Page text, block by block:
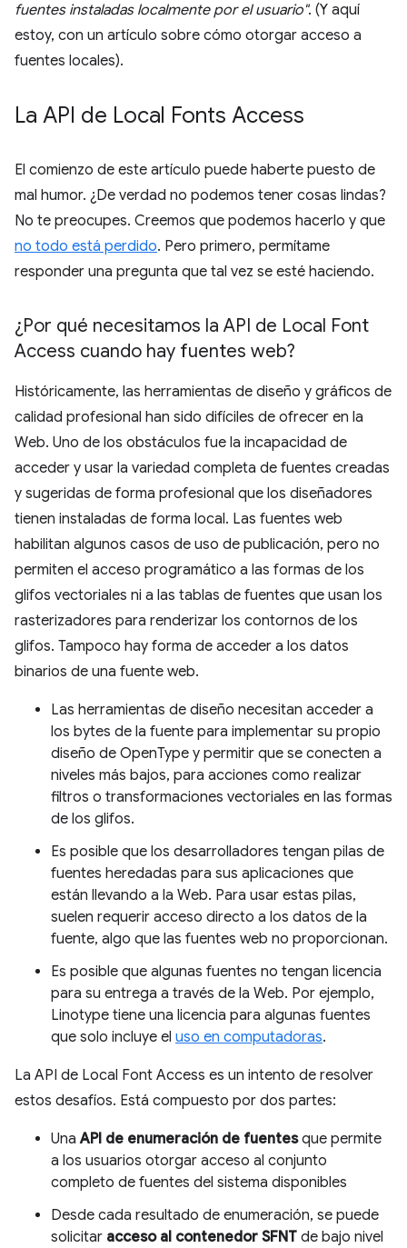
fuentes instaladas localmente por el usuario". (Y aquí
estoy, con un artículo sobre cómo otorgar acceso a
fuentes locales).
La API de Local Fonts Access
El comienzo de este artículo puede haberte puesto de
mal humor. ¿De verdad no podemos tener cosas lindas?
No te preocupes. Creemos que podemos hacerlo y que
no todo está perdido. Pero primero, permítame
responder una pregunta que tal vez se esté haciendo.
¿Por qué necesitamos la API de Local Font
Access cuando hay fuentes web?
Históricamente, las herramientas de diseño y gráficos de
calidad profesional han sido difíciles de ofrecer en la
Web. Uno de los obstáculos fue la incapacidad de
acceder y usar la variedad completa de fuentes creadas
y sugeridas de forma profesional que los diseñadores
tienen instaladas de forma local. Las fuentes web
habilitan algunos casos de uso de publicación, pero no
permiten el acceso programático a las formas de los
glifos vectoriales ni a las tablas de fuentes que usan los
rasterizadores para renderizar los contornos de los
glifos. Tampoco hay forma de acceder a los datos
binarios de una fuente web.
Las herramientas de diseño necesitan acceder a
los bytes de la fuente para implementar su propio
diseño de OpenType y permitir que se conecten a
niveles más bajos, para acciones como realizar
filtros o transformaciones vectoriales en las formas
de los glifos.
Es posible que los desarrolladores tengan pilas de
fuentes heredadas para sus aplicaciones que
están llevando a la Web. Para usar estas pilas,
suelen requerir acceso directo a los datos de la
fuente, algo que las fuentes web no proporcionan.
Es posible que algunas fuentes no tengan licencia
para su entrega a través de la Web. Por ejemplo,
Linotype tiene una licencia para algunas fuentes
que solo incluye el uso en computadoras.
La API de Local Font Access es un intento de resolver
estos desafíos. Está compuesto por dos partes:
UnaAPI de enumeración de fuentesque permite
a los usuarios otorgar acceso al conjunto
completo de fuentes del sistema disponibles
Desde cada resultado de enumeración, se puede
solicitar acceso al contenedor SFNT de bajo nivel